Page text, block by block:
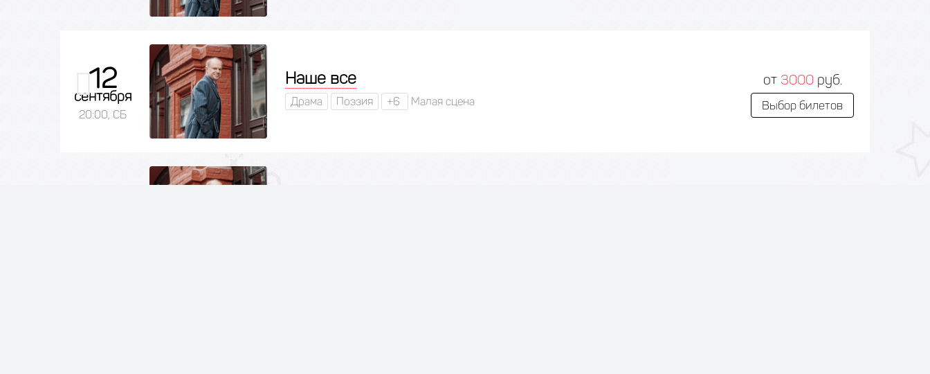
12
сентября
20:00, СБ
Наше все
Драма Поэзия +6 Малая сцена
от 3000руб.
Выбор билетов